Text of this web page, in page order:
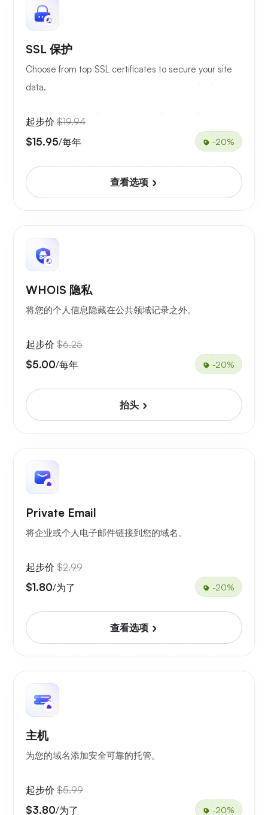
SSL 保护
Choose from top SSL certificates to secure your site
data.
起步价 $19.94
$15.95/每年 -20%
查看选项
WHOIS 隐私
将您的个人信息隐藏在公共领域记录之外。
起步价 $6.25
$5.00/每年 -20%
抬头
Private Email
将企业或个人电子邮件链接到您的域名。
起步价 $2.99
$1.80/为了 -20%
查看选项
主机
为您的域名添加安全可靠的托管。
起步价 $5.99
$3.80/为了 -20%